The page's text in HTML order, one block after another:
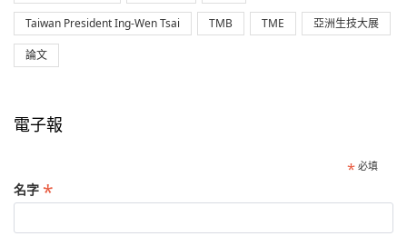
Taiwan President Ing-Wen Tsai TMB TME 亞洲生技大展
論文
電子報
* 必填
名字 *